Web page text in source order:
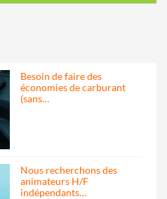
Besoin de faire des
économies de carburant
(sans…
Nous recherchons des
animateurs H/F
indépendants…